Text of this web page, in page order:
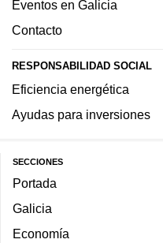
Eventos en Galicia
Contacto
RESPONSABILIDAD SOCIAL
Eficiencia energética
Ayudas para inversiones
SECCIONES
Portada
Galicia
Economía